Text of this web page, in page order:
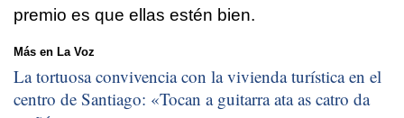
premio es que ellas estén bien.
Más en La Voz
La tortuosa convivencia con la vivienda turística en el
centro de Santiago: «Tocan a guitarra ata as catro da